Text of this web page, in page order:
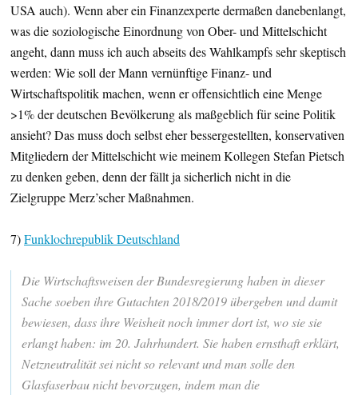
USA auch). Wenn aber ein Finanzexperte dermaßen danebenlangt,
was die soziologische Einordnung von Ober- und Mittelschicht
angeht, dann muss ich auch abseits des Wahlkampfs sehr skeptisch
werden: Wie soll der Mann vernünftige Finanz- und
Wirtschaftspolitik machen, wenn er offensichtlich eine Menge
>1% der deutschen Bevölkerung als maßgeblich für seine Politik
ansieht? Das muss doch selbst eher bessergestellten, konservativen
Mitgliedern der Mittelschicht wie meinem Kollegen Stefan Pietsch
zu denken geben, denn der fällt ja sicherlich nicht in die
Zielgruppe Merz’scher Maßnahmen.
7)Funklochrepublik Deutschland
Die Wirtschaftsweisen der Bundesregierung haben in dieser
Sache soeben ihre Gutachten 2018/2019 übergeben und damit
bewiesen, dass ihre Weisheit noch immer dort ist, wo sie sie
erlangt haben: im 20. Jahrhundert. Sie haben ernsthaft erklärt,
Netzneutralität sei nicht so relevant und man solle den
Glasfaserbau nicht bevorzugen, indem man die